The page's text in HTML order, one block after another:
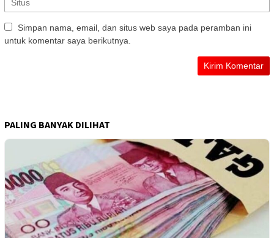
Simpan nama, email, dan situs web saya pada peramban ini
untuk komentar saya berikutnya.
PALING BANYAK DILIHAT